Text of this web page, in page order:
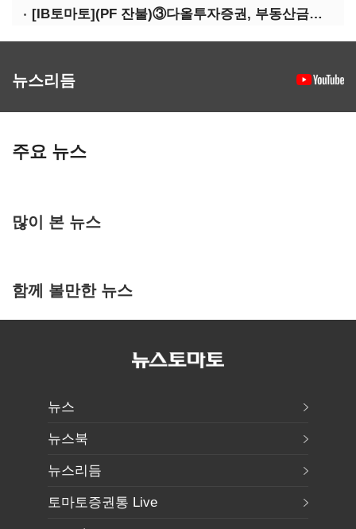
[IB토마토](PF 잔불)③다올투자증권, 부동산금융 줄였지만 정상화는 진행형
뉴스리듬
주요 뉴스
많이 본 뉴스
함께 볼만한 뉴스
뉴스
뉴스북
뉴스리듬
토마토증권통 Live